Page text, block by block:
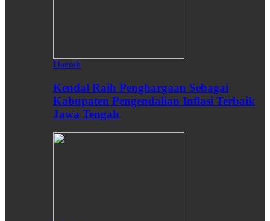
Daerah
Kendal Raih Penghargaan Sebagai
Kabupaten Pengendalian Inflasi Terbaik
Jawa Tengah